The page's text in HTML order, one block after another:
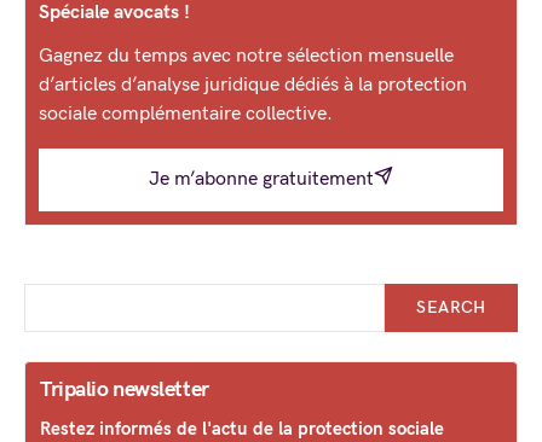
Spéciale avocats !
Gagnez du temps avec notre sélection mensuelle
d’articles d’analyse juridique dédiés à la protection
sociale complémentaire collective.
Je m’abonne gratuitement
SEARCH
Tripalio newsletter
Restez informés de l'actu de la protection sociale